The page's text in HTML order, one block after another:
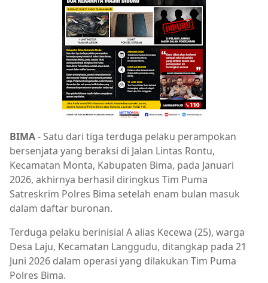
BIMA- Satu dari tiga terduga pelaku perampokan
bersenjata yang beraksi di Jalan Lintas Rontu,
Kecamatan Monta, Kabupaten Bima, pada Januari
2026, akhirnya berhasil diringkus Tim Puma
Satreskrim Polres Bima setelah enam bulan masuk
dalam daftar buronan.
Terduga pelaku berinisial A alias Kecewa (25), warga
Desa Laju, Kecamatan Langgudu, ditangkap pada 21
Juni 2026 dalam operasi yang dilakukan Tim Puma
Polres Bima.